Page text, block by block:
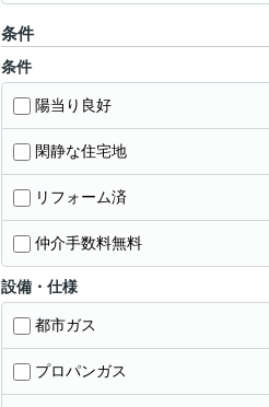
条件
条件
陽当り良好
閑静な住宅地
リフォーム済
仲介手数料無料
設備・仕様
都市ガス
プロパンガス